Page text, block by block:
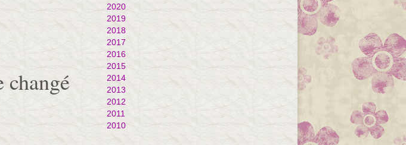
changé
2020
2019
2018
2017
2016
2015
2014
2013
2012
2011
2010